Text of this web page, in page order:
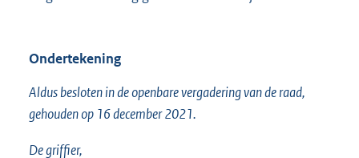
Ondertekening
Aldus besloten in de openbare vergadering van de raad,
gehouden op 16 december 2021.
De griffier,